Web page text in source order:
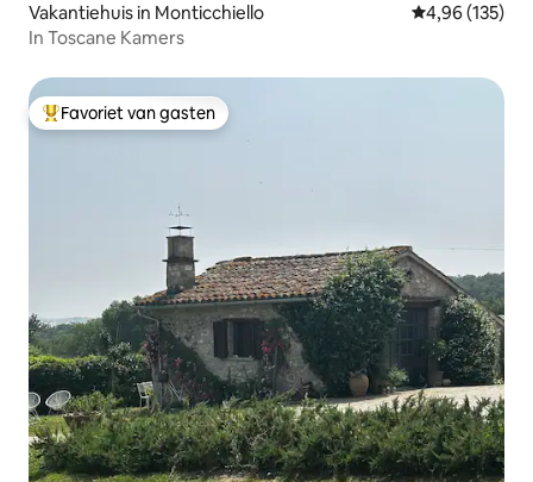
Vakantiehuis in Monticchiello Gemiddelde
4,96 (135)
In Toscane Kamers
Topfavoriet van gasten
Favoriet van gasten